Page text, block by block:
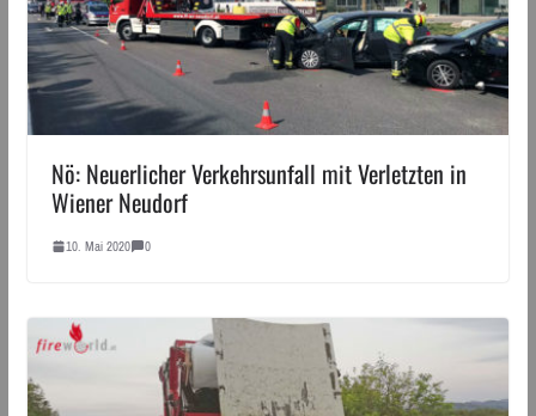
Nö: Neuerlicher Verkehrsunfall mit Verletzten in
Wiener Neudorf
10. Mai 2020 0